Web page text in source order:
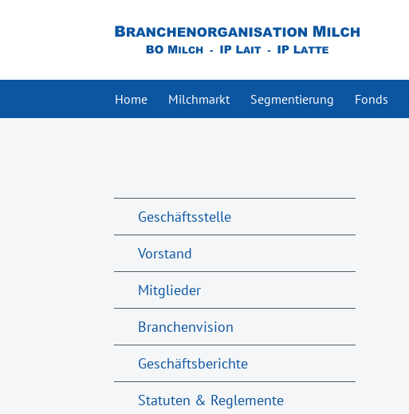
Home Milchmarkt Segmentierung Fonds
Geschäftsstelle
Vorstand
Mitglieder
Branchenvision
Geschäftsberichte
Statuten & Reglemente